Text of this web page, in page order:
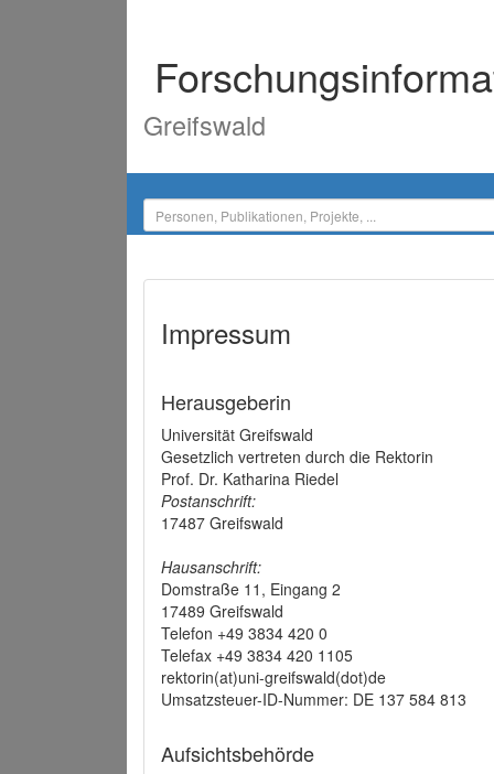
Greifswald
Impressum
Herausgeberin
Universität Greifswald
Gesetzlich vertreten durch die Rektorin
Prof. Dr. Katharina Riedel
Postanschrift:
17487 Greifswald
Hausanschrift:
Domstraße 11, Eingang 2
17489 Greifswald
Telefon +49 3834 420 0
Telefax +49 3834 420 1105
rektorin(at)uni-greifswald(dot)de
Umsatzsteuer-ID-Nummer: DE 137 584 813
Aufsichtsbehörde